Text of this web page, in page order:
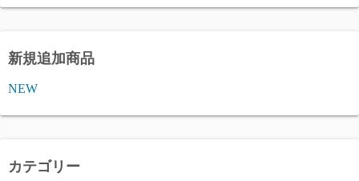
ジ
新規追加商品
NEW
カテゴリー